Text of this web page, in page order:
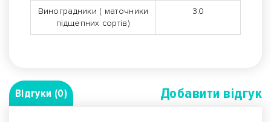
Виноградники ( маточники
підщепних сортів)
3.0
Відгуки (0) Добавити вiдгук